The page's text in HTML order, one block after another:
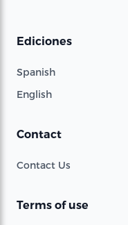
Ediciones
Spanish
English
Contact
Contact Us
Terms of use